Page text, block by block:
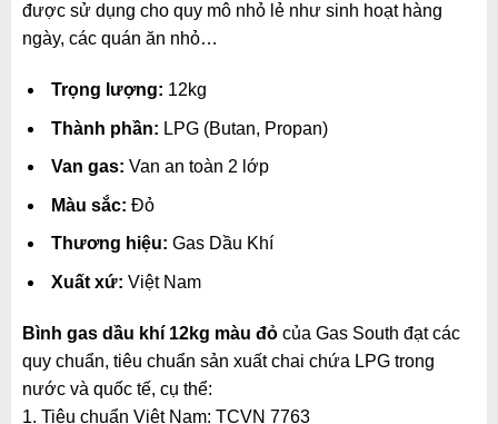
được sử dụng cho quy mô nhỏ lẻ như sinh hoạt hàng
ngày, các quán ăn nhỏ…
Trọng lượng: 12kg
Thành phần: LPG (Butan, Propan)
Van gas: Van an toàn 2 lớp
Màu sắc: Đỏ
Thương hiệu: Gas Dầu Khí
Xuất xứ: Việt Nam
Bình gas dầu khí 12kg màu đỏcủa Gas South đạt các
quy chuẩn, tiêu chuẩn sản xuất chai chứa LPG trong
nước và quốc tế, cụ thể:
1. Tiêu chuẩn Việt Nam: TCVN 7763